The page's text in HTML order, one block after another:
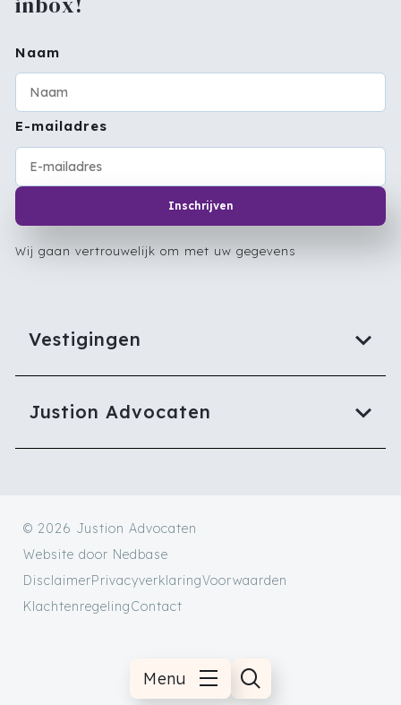
Vestigingen
Justion Advocaten
Naam
E-mailadres
Inschrijven
Wij gaan vertrouwelijk om met uw gegevens
© 2026 Justion Advocaten
Website door Nedbase
DisclaimerPrivacyverklaringVoorwaarden
KlachtenregelingContact
Menu